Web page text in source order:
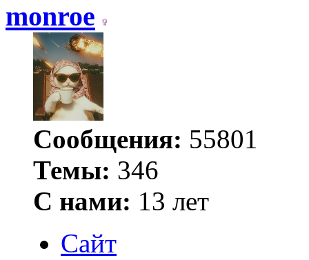
monroe
Сообщения: 55801
Темы: 346
С нами: 13 лет
Сайт